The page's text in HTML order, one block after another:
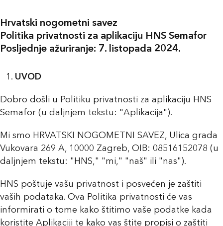
Hrvatski nogometni savez
Politika privatnosti za aplikaciju HNS Semafor
Posljednje ažuriranje: 7. listopada 2024.
UVOD
Dobro došli u Politiku privatnosti za aplikaciju HNS
Semafor (u daljnjem tekstu: "Aplikacija").
Mi smo HRVATSKI NOGOMETNI SAVEZ, Ulica grada
Vukovara 269 A, 10000 Zagreb, OIB: 08516152078 (u
daljnjem tekstu: "HNS," "mi," "naš" ili "nas").
HNS poštuje vašu privatnost i posvećen je zaštiti
vaših podataka. Ova Politika privatnosti će vas
informirati o tome kako štitimo vaše podatke kada
koristite Aplikaciji te kako vas štite propisi o zaštiti